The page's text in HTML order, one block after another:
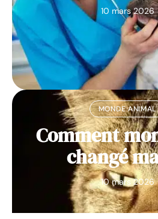
10 mars 2026
MONDE ANIMAL
Comment
changé
10 mars 2026